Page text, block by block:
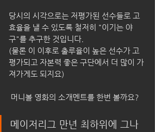
당시의 시각으로는 저평가된 선수들로 고
효율을 낼 수 있도록 철저히 "이기는 야
구"를 추구한 것입니다.
(물론 이 이후로 출루율이 높은 선수가 고
평가되고 자본력 좋은 구단에서 더 많이 가
져가게도 되지요)
머니볼 영화의 소개멘트를 한번 볼까요?
메이저리그 만년 최하위에 그나